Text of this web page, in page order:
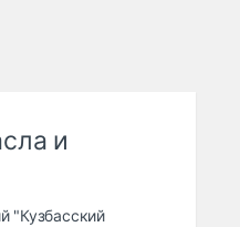
и
"Кузбасский